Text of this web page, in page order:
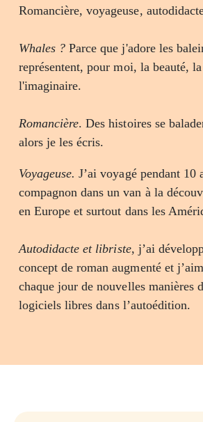
Romancière, voyageuse,
Whales ? Parce que j'adore les
représentent, pour moi, la beauté,
l'imaginaire.
Romancière. Des histoires se
alors je les écris.
Voyageuse. J’ai voyagé pendant 10
compagnon dans un van à la
en Europe et surtout dans les
Autodidacte et libriste, j’ai
concept de roman augmenté et
chaque jour de nouvelles manières
logiciels libres dans l’autoédition.